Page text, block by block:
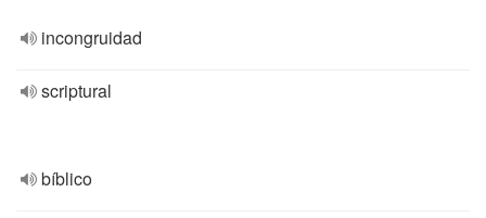
incongruidad
scriptural
bíblico